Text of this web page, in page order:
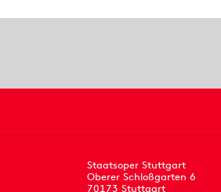
Staatsoper Stuttgart
Oberer Schloßgarten 6
70173 Stuttgart